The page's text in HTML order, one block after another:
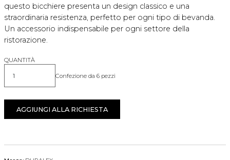
questo bicchiere presenta un design classico e una
straordinaria resistenza, perfetto per ogni tipo di bevanda.
Un accessorio indispensabile per ogni settore della
ristorazione.
QUANTITÀ
Quantità Confezione da 6 pezzi
AGGIUNGI ALLA RICHIESTA